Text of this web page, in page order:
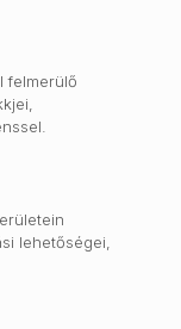
felmerülő
lehetőségei,